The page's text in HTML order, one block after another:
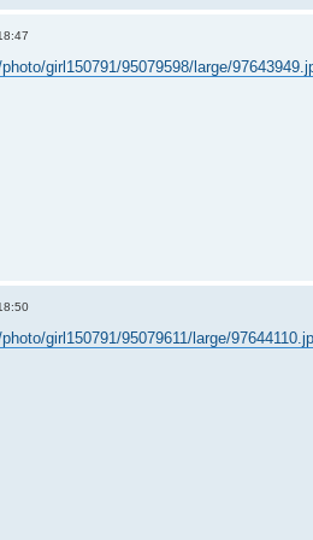
girl150791/95079598/large/
girl150791/95079611/large/